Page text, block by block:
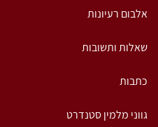
אלבום רעיונות
שאלות ותשובות
כתבות
גווני מלמין סטנדרט